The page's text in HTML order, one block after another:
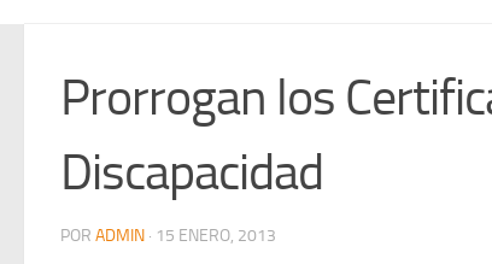
Prorrogan los
Discapacidad
POR ADMIN · 15 ENERO, 2013